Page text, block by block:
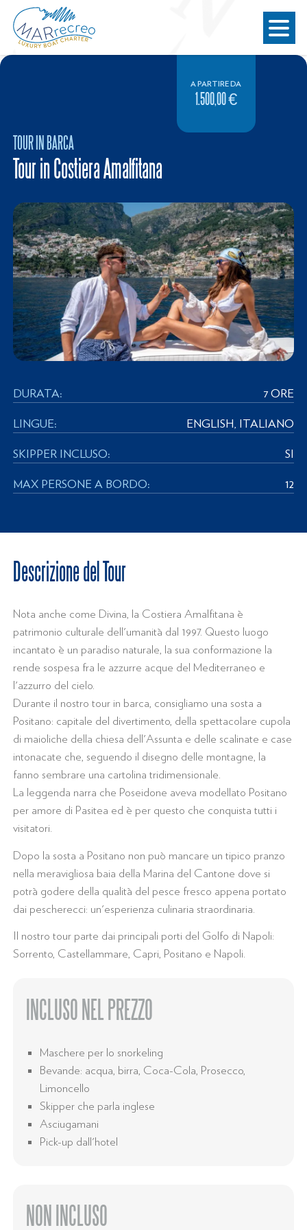
TOUR IN BARCA
Tour in Costiera Amalfitana
DURATA: 7 ORE
LINGUE: ENGLISH, ITALIANO
SKIPPER INCLUSO: SI
MAX PERSONE A BORDO: 12
A PARTIRE DA
1.500,00 €
Descrizione del Tour
Nota anche come Divina, la Costiera Amalfitana è
patrimonio culturale dell'umanità dal 1997. Questo luogo
incantato è un paradiso naturale, la sua conformazione la
rende sospesa fra le azzurre acque del Mediterraneo e
l'azzurro del cielo.
Durante il nostro tour in barca, consigliamo una sosta a
Positano: capitale del divertimento, della spettacolare cupola
di maioliche della chiesa dell'Assunta e delle scalinate e case
intonacate che, seguendo il disegno delle montagne, la
fanno sembrare una cartolina tridimensionale.
La leggenda narra che Poseidone aveva modellato Positano
per amore di Pasitea ed è per questo che conquista tutti i
visitatori.
Dopo la sosta a Positano non può mancare un tipico pranzo
nella meravigliosa baia della Marina del Cantone dove si
potrà godere della qualità del pesce fresco appena portato
dai pescherecci: un'esperienza culinaria straordinaria.
Il nostro tour parte dai principali porti del Golfo di Napoli:
Sorrento, Castellammare, Capri, Positano e Napoli.
INCLUSO NEL PREZZO
Maschere per lo snorkeling
Bevande: acqua, birra, Coca-Cola, Prosecco,
Limoncello
Skipper che parla inglese
Asciugamani
Pick-up dall'hotel
NON INCLUSO